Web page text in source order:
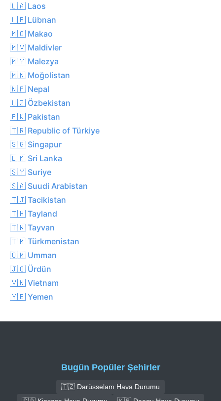
🇱🇦 Laos
🇱🇧 Lübnan
🇲🇴 Makao
🇲🇻 Maldivler
🇲🇾 Malezya
🇲🇳 Moğolistan
🇳🇵 Nepal
🇺🇿 Özbekistan
🇵🇰 Pakistan
🇹🇷 Republic of Türkiye
🇸🇬 Singapur
🇱🇰 Sri Lanka
🇸🇾 Suriye
🇸🇦 Suudi Arabistan
🇹🇯 Tacikistan
🇹🇭 Tayland
🇹🇼 Tayvan
🇹🇲 Türkmenistan
🇴🇲 Umman
🇯🇴 Ürdün
🇻🇳 Vietnam
🇾🇪 Yemen
Bugün Popüler Şehirler
🇹🇿 Darüsselam Hava Durumu